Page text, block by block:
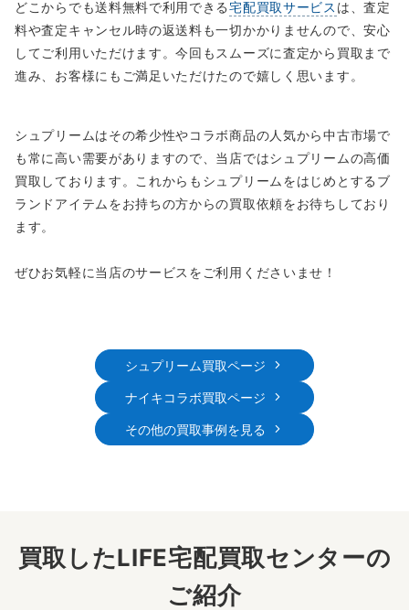
どこからでも送料無料で利用できる宅配買取サービス は、査定
料や査定キャンセル時の返送料も一切かかりませんので、安心
してご利用いただけます。今回もスムーズに査定から買取まで
進み、お客様にもご満足いただけたので嬉しく思います。
シュプリームはその希少性やコラボ商品の人気から中古市場で
も常に高い需要がありますので、当店ではシュプリームの高価
買取しております。これからもシュプリームをはじめとするブ
ランドアイテムをお持ちの方からの買取依頼をお待ちしており
ます。
ぜひお気軽に当店のサービスをご利用くださいませ！
シュプリーム買取ページ
ナイキコラボ買取ページ
その他の買取事例を見る
買取したLIFE宅配買取センターの
ご紹介